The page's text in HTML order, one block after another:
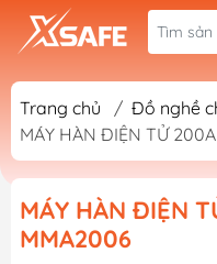
Trang chủ / Đồ nghề
MÁY HÀN ĐIỆN TỬ
MÁY HÀN ĐIỆN
MMA2006